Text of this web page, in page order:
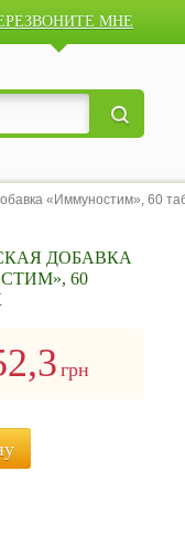
МНЕ
«Иммуностим», 60
ДОБАВКА
60
грн